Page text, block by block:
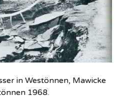
in Westönnen, Mawicke
1968.